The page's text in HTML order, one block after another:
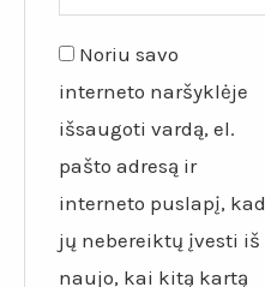
Noriu savo
interneto naršyklėje
išsaugoti vardą, el.
pašto adresą ir
interneto puslapį, kad
jų nebereiktų įvesti iš
naujo, kai kitą kartą